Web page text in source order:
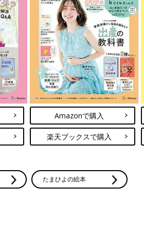
Amazonで購入
楽天ブックスで購入
たまひよの絵本